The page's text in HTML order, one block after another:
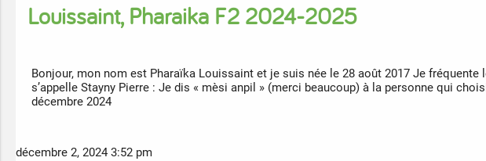
Louissaint, Pharaika F2 2024-2025
Bonjour, mon nom est Pharaïka Louissaint et je suis née le 28 août 2017 Je
s’appelle Stayny Pierre : Je dis « mèsi anpil » (merci beaucoup) à la personne qui
décembre 2024
décembre 2, 2024 3:52 pm